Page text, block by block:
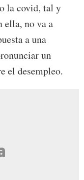
la covid, tal y
ella, no va a
a una
un
el desempleo.